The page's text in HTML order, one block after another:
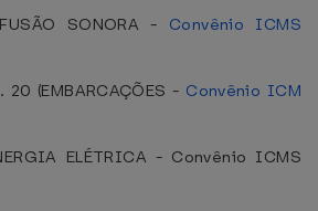
SONORA - Convênio ICMS
(EMBARCAÇÕES - Convênio ICM
ELÉTRICA - Convênio ICMS